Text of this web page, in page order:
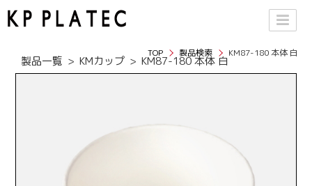
TOP 製品検索 KM87-180 本体 白
製品一覧 KMカップ KM87-180 本体 白